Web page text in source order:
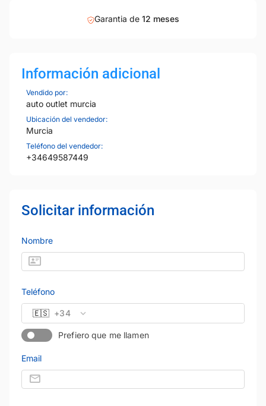
Garantia de 12 meses
Información adicional
Vendido por:
auto outlet murcia
Ubicación del vendedor:
Murcia
Teléfono del vendedor:
+34649587449
Solicitar información
Nombre
Teléfono
🇪🇸 +34
Prefiero que me llamen
Email